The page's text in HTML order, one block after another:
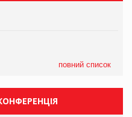
повний список